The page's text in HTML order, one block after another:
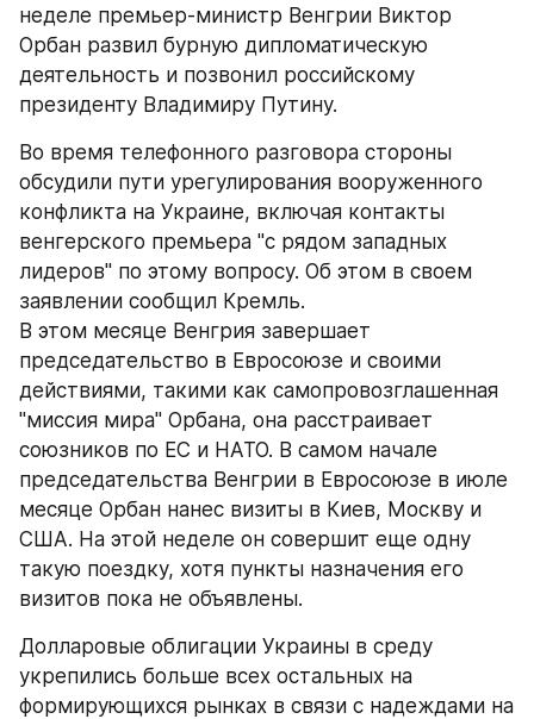
неделе премьер-министр Венгрии Виктор
Орбан развил бурную дипломатическую
деятельность и позвонил российскому
президенту Владимиру Путину.
Во время телефонного разговора стороны
обсудили пути урегулирования вооруженного
конфликта на Украине, включая контакты
венгерского премьера "с рядом западных
лидеров" по этому вопросу. Об этом в своем
заявлении сообщил Кремль.
В этом месяце Венгрия завершает
председательство в Евросоюзе и своими
действиями, такими как самопровозглашенная
"миссия мира" Орбана, она расстраивает
союзников по ЕС и НАТО. В самом начале
председательства Венгрии в Евросоюзе в июле
месяце Орбан нанес визиты в Киев, Москву и
США. На этой неделе он совершит еще одну
такую поездку, хотя пункты назначения его
визитов пока не объявлены.
Долларовые облигации Украины в среду
укрепились больше всех остальных на
формирующихся рынках в связи с надеждами на